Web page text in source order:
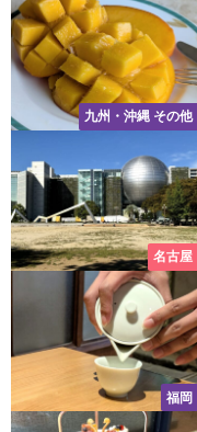
九州・沖縄 その他
名古屋
福岡